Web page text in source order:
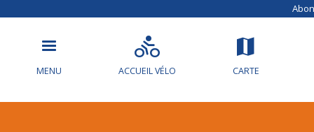
MENU ACCUEIL VÉLO CARTE